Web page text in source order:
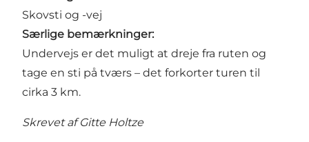
Skovsti og -vej
Særlige bemærkninger:
Undervejs er det muligt at dreje fra ruten og
tage en sti på tværs – det forkorter turen til
cirka 3 km.
Skrevet af Gitte Holtze